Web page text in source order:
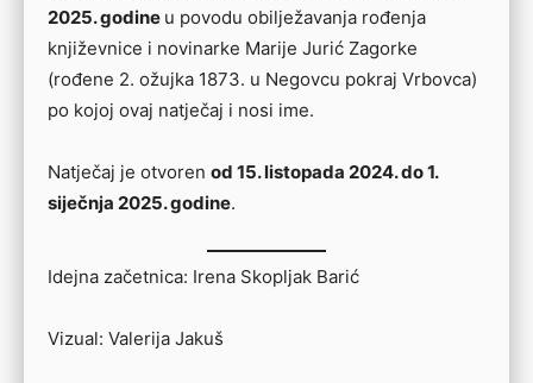
2025. godine u povodu obilježavanja rođenja
književnice i novinarke Marije Jurić Zagorke
(rođene 2. ožujka 1873. u Negovcu pokraj Vrbovca)
po kojoj ovaj natječaj i nosi ime.
Natječaj je otvoren od 15. listopada 2024. do 1.
siječnja 2025. godine.
Idejna začetnica: Irena Skopljak Barić
Vizual: Valerija Jakuš